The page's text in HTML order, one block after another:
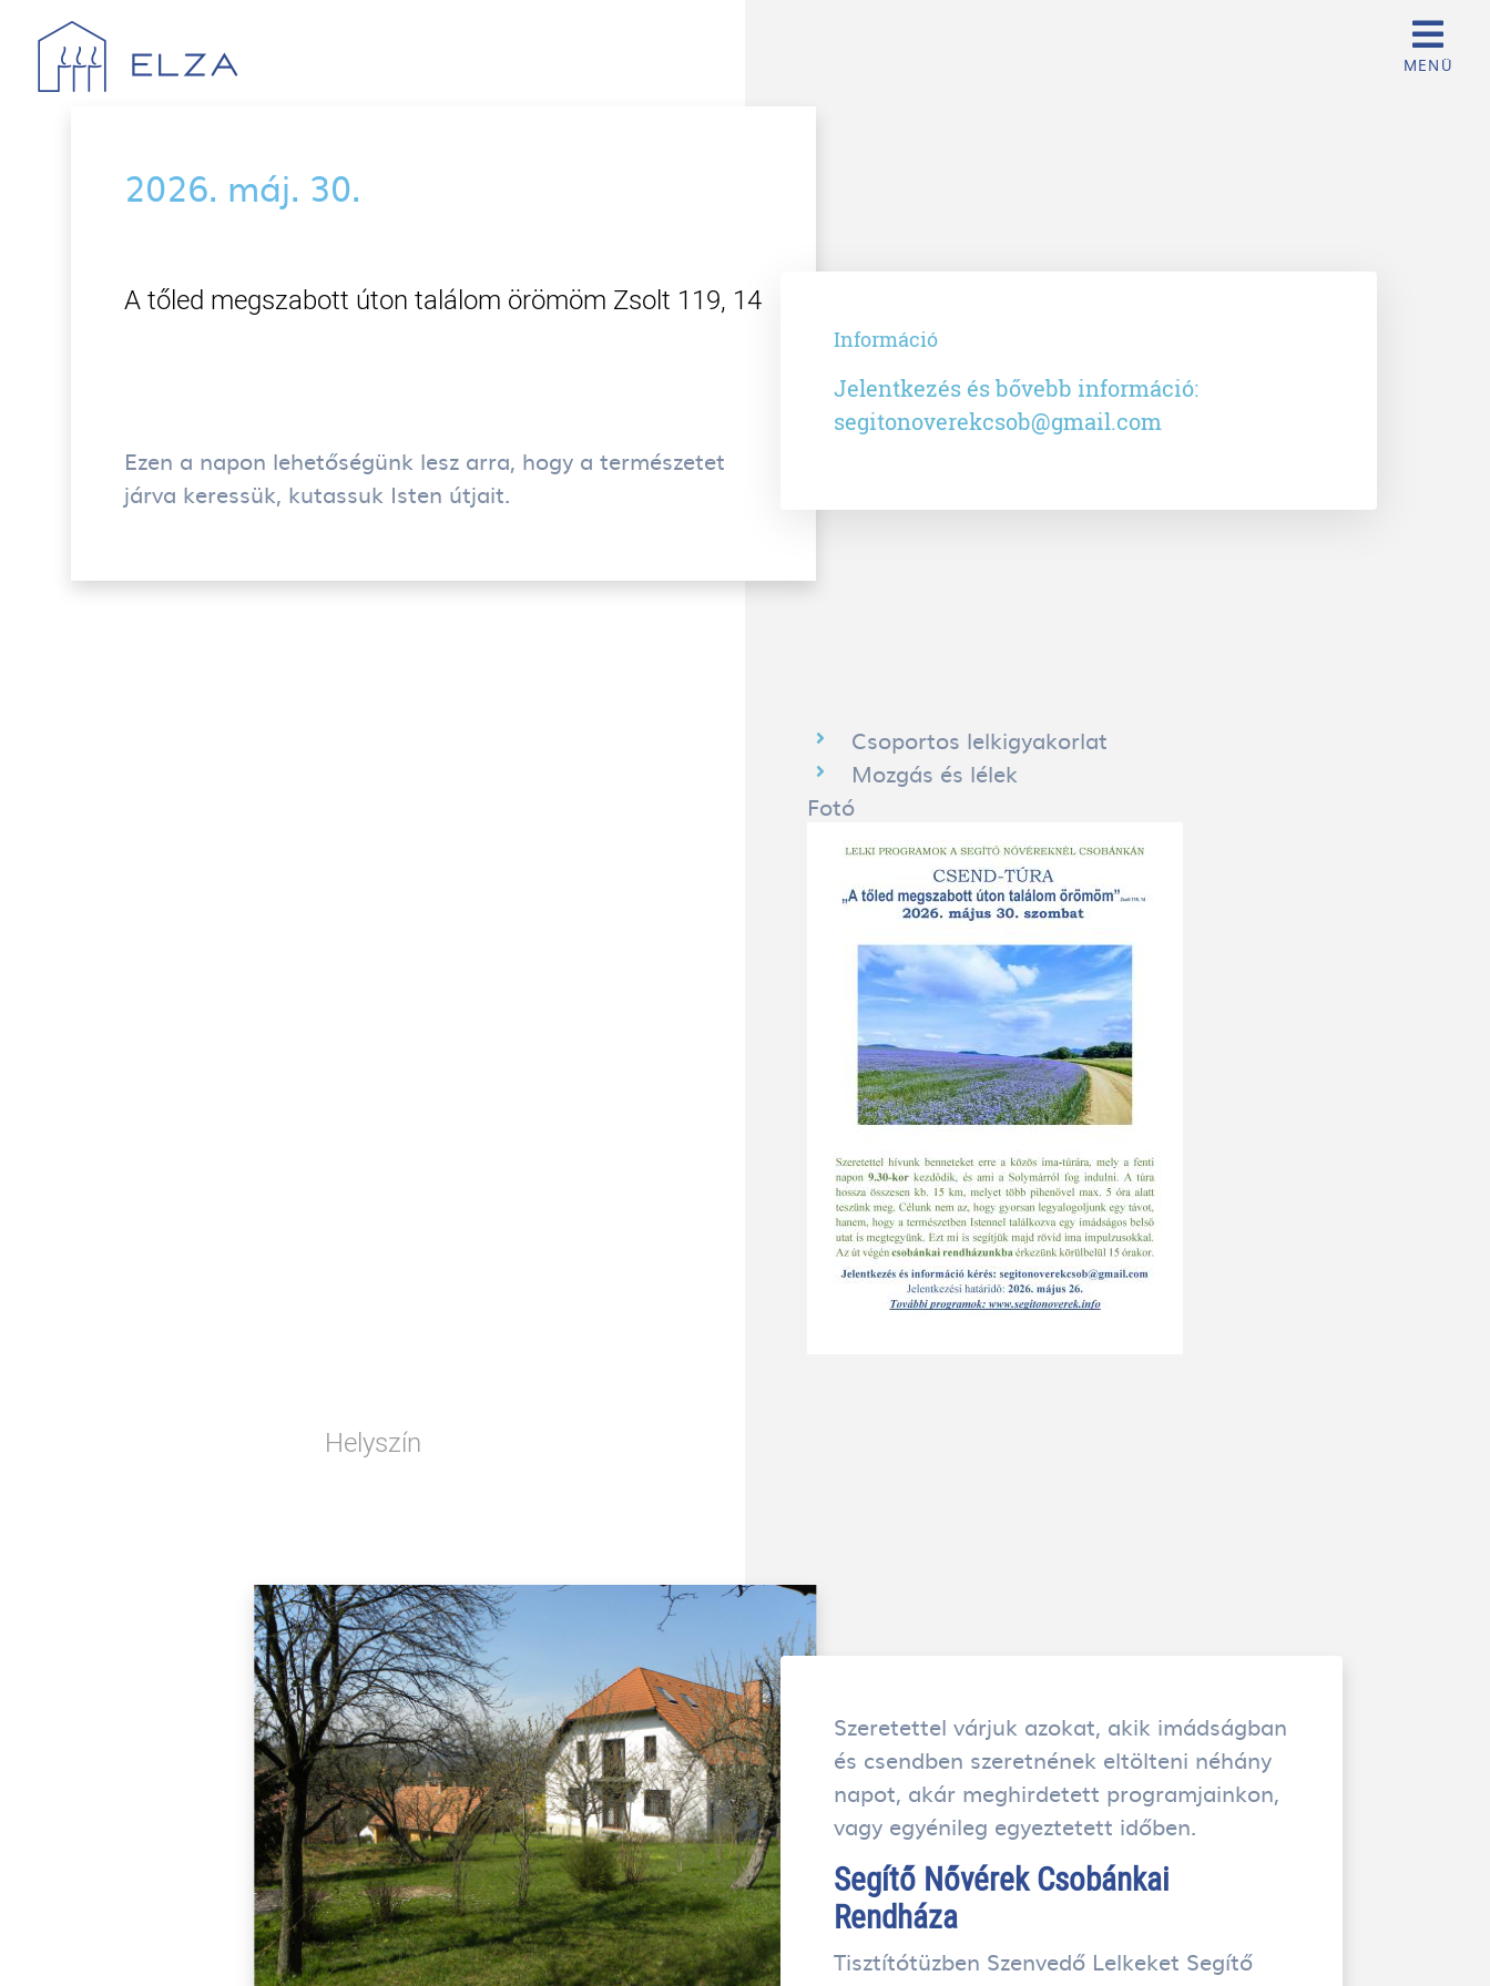
Ugrás a tartalomra
2026. máj. 30.
A tőled megszabott úton találom örömöm Zsolt 119, 14
Ezen a napon lehetőségünk lesz arra, hogy a természetet
járva keressük, kutassuk Isten útjait.
Információ
Jelentkezés és bővebb információ:
segitonoverekcsob@gmail.com
Csoportos lelkigyakorlat
Mozgás és lélek
Fotó
Helyszín
Szeretettel várjuk azokat, akik imádságban
és csendben szeretnének eltölteni néhány
napot, akár meghirdetett programjainkon,
vagy egyénileg egyeztetett időben.
Segítő Nővérek Csobánkai
Rendháza
Tisztítótüzben Szenvedő Lelkeket Segítő